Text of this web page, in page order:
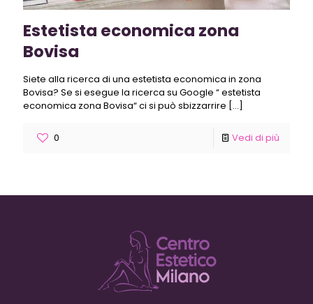
Estetista economica zona
Bovisa
Siete alla ricerca di una estetista economica in zona
Bovisa? Se si esegue la ricerca su Google “ estetista
economica zona Bovisa“ ci si può sbizzarrire […]
0 Vedi di più